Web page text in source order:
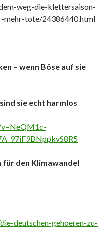
weg-die-klettersaison-
mehr-tote/24386440.html
– wenn Böse auf sie
sie echt harmlos
für den Klimawandel
deutschen-gehoeren-zu-